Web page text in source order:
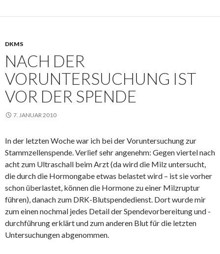
DKMS
NACH DER
VORUNTERSUCHUNG IST
VOR DER SPENDE
7. JANUAR 2010
In der letzten Woche war ich bei der Voruntersuchung zur
Stammzellenspende. Verlief sehr angenehm: Gegen viertel nach
acht zum Ultraschall beim Arzt (da wird die Milz untersucht,
die durch die Hormongabe etwas belastet wird – ist sie vorher
schon überlastet, können die Hormone zu einer Milzruptur
führen), danach zum DRK-Blutspendedienst. Dort wurde mir
zum einen nochmal jedes Detail der Spendevorbereitung und -
durchführung erklärt und zum anderen Blut für die letzten
Untersuchungen abgenommen.